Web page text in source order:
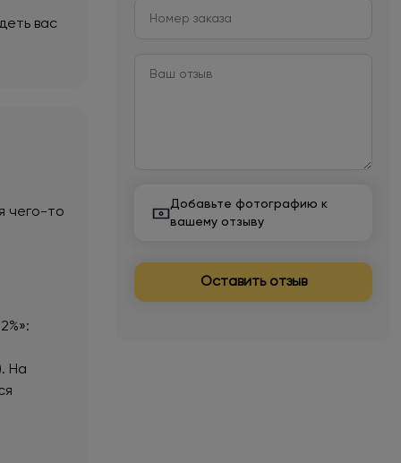
вас
чего-то
На
Добавьте фотографию к
вашему отзыву
Оставить отзыв